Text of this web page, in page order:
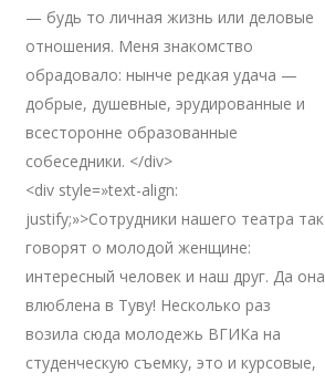
— будь то личная жизнь или деловые
отношения. Меня знакомство
обрадовало: нынче редкая удача —
добрые, душевные, эрудированные и
всесторонне образованные
собеседники. </div>
<div style=»text-align:
justify;»>Сотрудники нашего театра так
говорят о молодой женщине:
интересный человек и наш друг. Да она
влюблена в Туву! Несколько раз
возила сюда молодежь ВГИКа на
студенческую съемку, это и курсовые,